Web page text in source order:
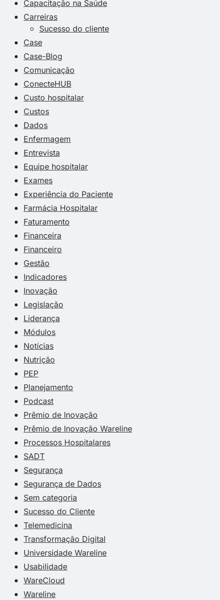
Capacitação na Saúde
Carreiras
Sucesso do cliente
Case
Case-Blog
Comunicação
ConecteHUB
Custo hospitalar
Custos
Dados
Enfermagem
Entrevista
Equipe hospitalar
Exames
Experiência do Paciente
Farmácia Hospitalar
Faturamento
Financeira
Financeiro
Gestão
Indicadores
Inovação
Legislação
Liderança
Módulos
Notícias
Nutrição
PEP
Planejamento
Podcast
Prêmio de Inovação
Prêmio de Inovação Wareline
Processos Hospitalares
SADT
Segurança
Segurança de Dados
Sem categoria
Sucesso do Cliente
Telemedicina
Transformação Digital
Universidade Wareline
Usabilidade
WareCloud
Wareline